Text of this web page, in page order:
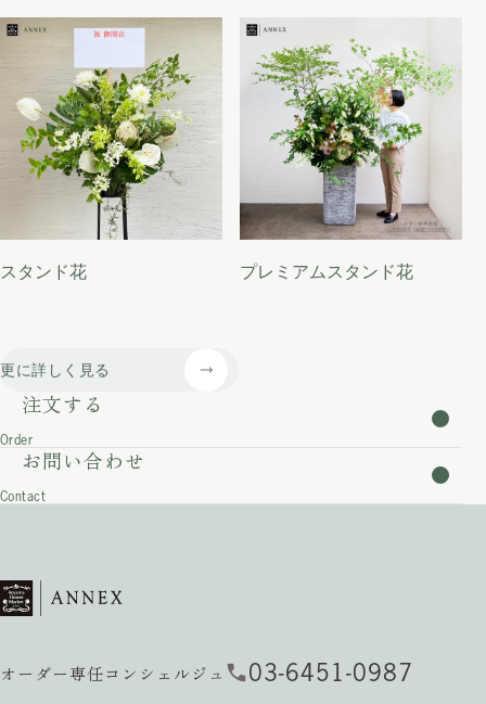
スタンド花 プレミアムスタンド花
更に詳しく見る
注文する
Order
お問い合わせ
Contact
オーダー専任コンシェルジュ 03-6451-0987